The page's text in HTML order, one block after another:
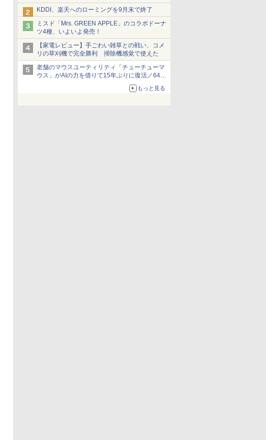
ショーツは1990円に
KDDI、楽天へのローミングを9月末で終了
ミスド「Mrs. GREEN APPLE」のコラボドーナ
ツ4種、いよいよ発売！
【家電レビュー】手ごわい雑草との戦い、コメ
リの草刈機で完全勝利 掃除機感覚で使えた
老舗のマウスユーティリティ「チューチューマ
ウス」がAIの力を借りて15年ぶりに復活／64bit
化、Windows 10/11、「Chrome」も走り回
る。復活記念で2026年末まで500円
もっと見る